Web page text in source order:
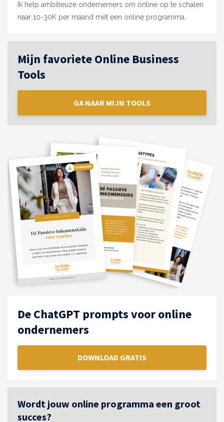
Ik help ambitieuze ondernemers om online op te schalen
naar 10-30K per maand mét een online programma.
Mijn favoriete Online Business
Tools
GA NAAR MIJN TOOLS
De ChatGPT prompts voor online
ondernemers
DOWNLOAD GRATIS
Wordt jouw online programma een groot
succes?